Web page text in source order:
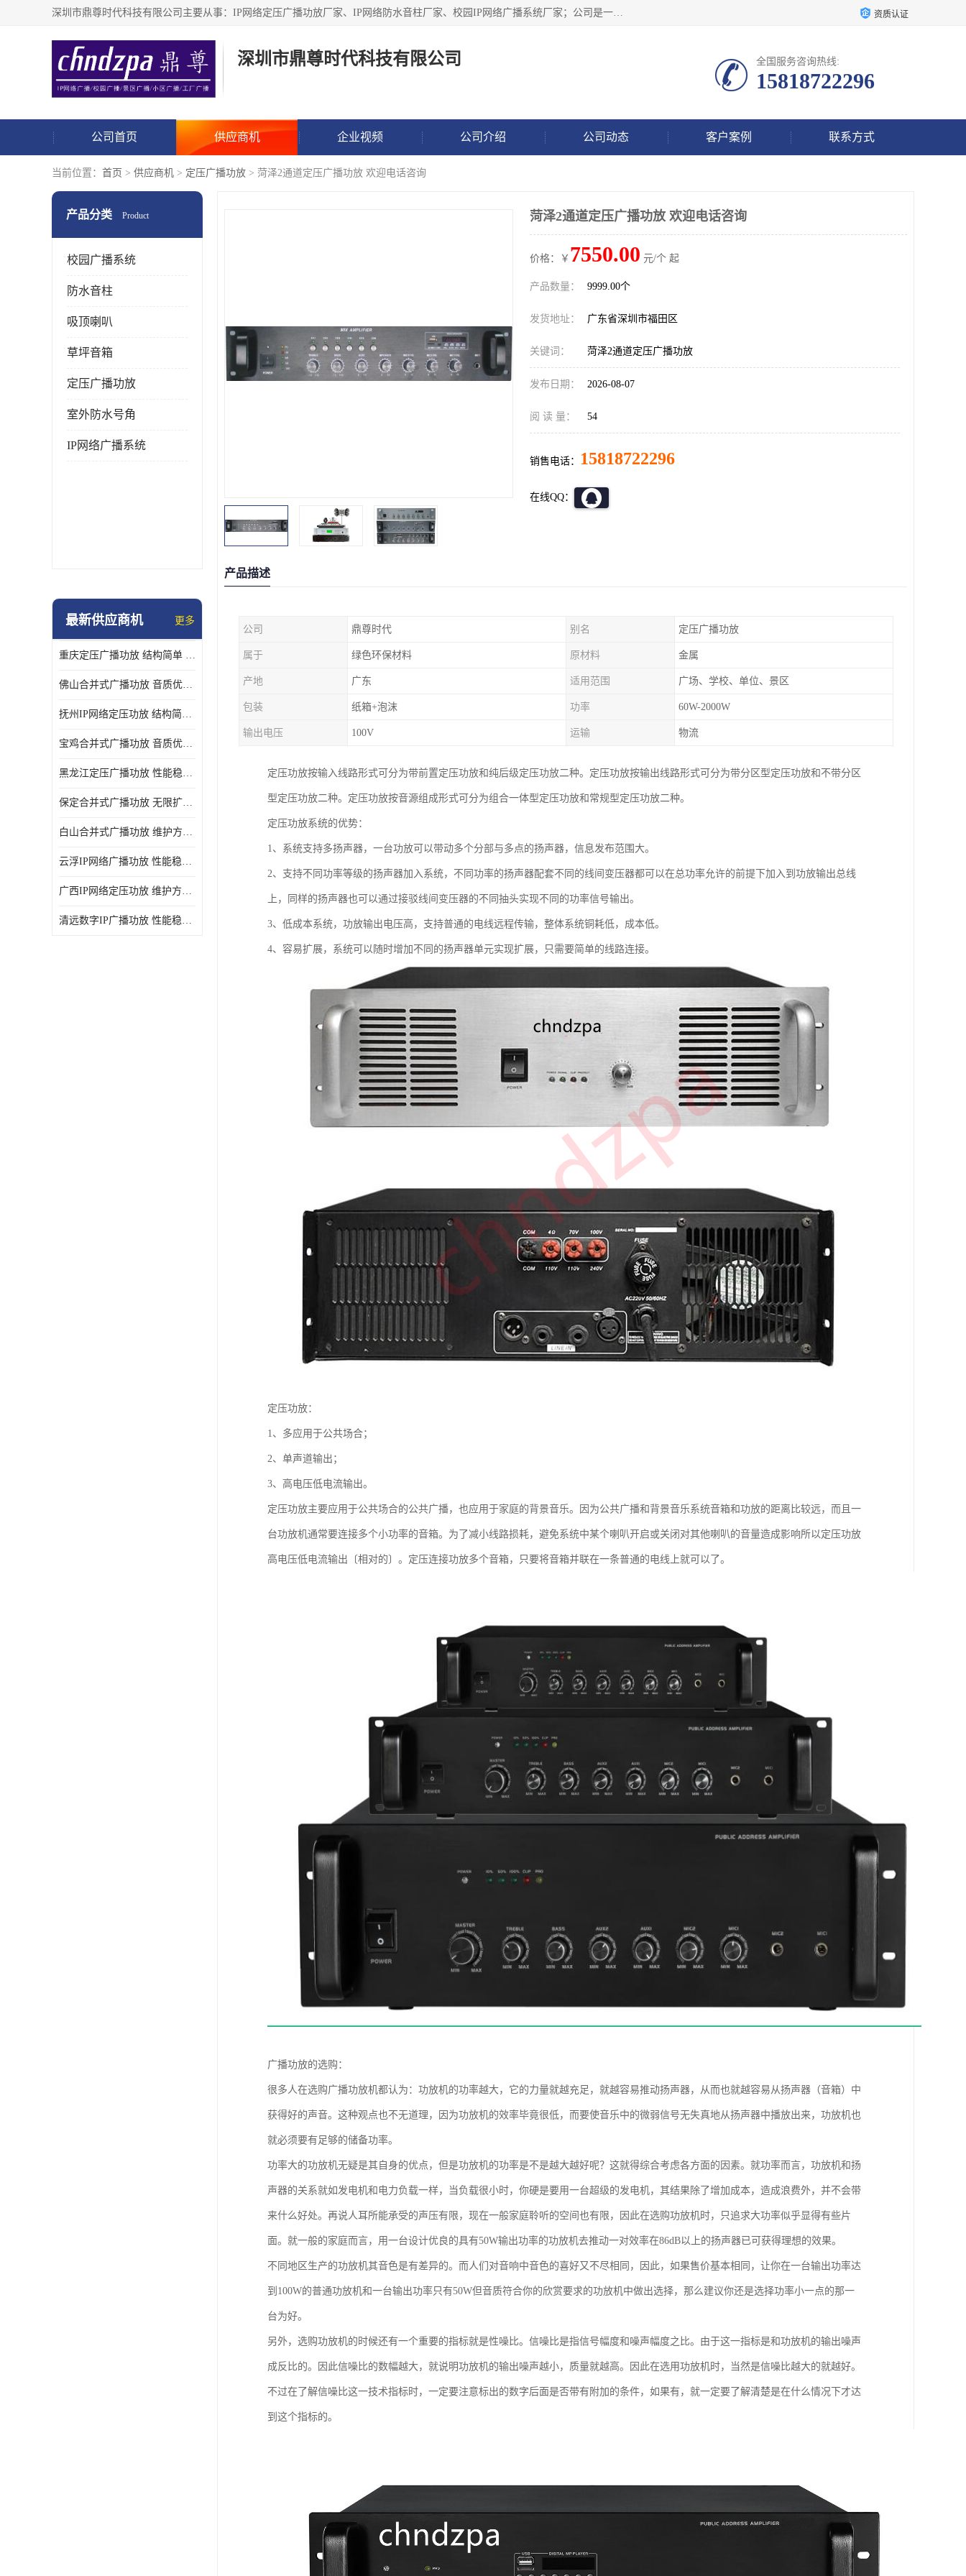
深圳市鼎尊时代科技有限公司主要从事：IP网络定压广播功放厂家、IP网络防水音柱厂家、校园IP网络广播系统厂家；公司是一家集研发、生产、销售公共广播器材于一体的现代电子科技企业。公司成立多年来，本着“自主研发技术、开拓稳定的产品”的宗旨，集多年的行业经验，引航广播行业的迅猛发展，使产品能够适应时代技术发展的需要。 资质认证
深圳市鼎尊时代科技有限公司 全国服务咨询热线:
15818722296
公司首页 供应商机 企业视频 公司介绍 公司动态 客户案例 联系方式
当前位置： 首页 > 供应商机 > 定压广播功放 > 菏泽2通道定压广播功放 欢迎电话咨询
产品分类 Product
校园广播系统
防水音柱
吸顶喇叭
草坪音箱
定压广播功放
室外防水号角
IP网络广播系统
最新供应商机 更多
重庆定压广播功放 结构简单 传输距离远
佛山合并式广播功放 音质优美清晰 输出电压大 电流小
抚州IP网络定压功放 结构简单 多应用于公共场合
宝鸡合并式广播功放 音质优美清晰 维护方便
黑龙江定压广播功放 性能稳定 无限扩容
保定合并式广播功放 无限扩容 设计结构简单
白山合并式广播功放 维护方便 多应用于公共场合
云浮IP网络广播功放 性能稳定 设计结构简单
广西IP网络定压功放 维护方便 多应用于公共场合
清远数字IP广播功放 性能稳定 传输距离远
菏泽2通道定压广播功放 欢迎电话咨询
价格：￥ 7550.00 元/个 起
产品数量： 9999.00个
发货地址： 广东省深圳市福田区
关键词： 菏泽2通道定压广播功放
发布日期： 2026-08-07
阅 读 量： 54
销售电话： 15818722296
在线QQ：
产品描述
公司 鼎尊时代 别名 定压广播功放
属于 绿色环保材料 原材料 金属
产地 广东 适用范围 广场、学校、单位、景区
包装 纸箱+泡沫 功率 60W-2000W
输出电压 100V 运输 物流
定压功放按输入线路形式可分为带前置定压功放和纯后级定压功放二种。定压功放按输出线路形式可分为带分区型定压功放和不带分区
型定压功放二种。定压功放按音源组成形式可分为组合一体型定压功放和常规型定压功放二种。
定压功放系统的优势：
1、系统支持多扬声器，一台功放可以带动多个分部与多点的扬声器，信息发布范围大。
2、支持不同功率等级的扬声器加入系统，不同功率的扬声器配套不同的线间变压器都可以在总功率允许的前提下加入到功放输出总线
上，同样的扬声器也可以通过接驳线间变压器的不同抽头实现不同的功率信号输出。
3、低成本系统，功放输出电压高，支持普通的电线远程传输，整体系统铜耗低，成本低。
4、容易扩展，系统可以随时增加不同的扬声器单元实现扩展，只需要简单的线路连接。
定压功放：
1、多应用于公共场合；
2、单声道输出；
3、高电压低电流输出。
定压功放主要应用于公共场合的公共广播，也应用于家庭的背景音乐。因为公共广播和背景音乐系统音箱和功放的距离比较远，而且一
台功放机通常要连接多个小功率的音箱。为了减小线路损耗，避免系统中某个喇叭开启或关闭对其他喇叭的音量造成影响所以定压功放
高电压低电流输出〔相对的〕。定压连接功放多个音箱，只要将音箱并联在一条普通的电线上就可以了。
广播功放的选购：
很多人在选购广播功放机都认为：功放机的功率越大，它的力量就越充足，就越容易推动扬声器，从而也就越容易从扬声器（音箱）中
获得好的声音。这种观点也不无道理，因为功放机的效率毕竟很低，而要使音乐中的微弱信号无失真地从扬声器中播放出来，功放机也
就必须要有足够的储备功率。
功率大的功放机无疑是其自身的优点，但是功放机的功率是不是越大越好呢？这就得综合考虑各方面的因素。就功率而言，功放机和扬
声器的关系就如发电机和电力负载一样，当负载很小时，你硬是要用一台超级的发电机，其结果除了增加成本，造成浪费外，并不会带
来什么好处。再说人耳所能承受的声压有限，现在一般家庭聆听的空间也有限，因此在选购功放机时，只追求大功率似乎显得有些片
面。就一般的家庭而言，用一台设计优良的具有50W输出功率的功放机去推动一对效率在86dB以上的扬声器已可获得理想的效果。
不同地区生产的功放机其音色是有差异的。而人们对音响中音色的喜好又不尽相同，因此，如果售价基本相同，让你在一台输出功率达
到100W的普通功放机和一台输出功率只有50W但音质符合你的欣赏要求的功放机中做出选择，那么建议你还是选择功率小一点的那一
台为好。
另外，选购功放机的时候还有一个重要的指标就是性噪比。信噪比是指信号幅度和噪声幅度之比。由于这一指标是和功放机的输出噪声
成反比的。因此信噪比的数幅越大，就说明功放机的输出噪声越小，质量就越高。因此在选用功放机时，当然是信噪比越大的就越好。
不过在了解信噪比这一技术指标时，一定要注意标出的数字后面是否带有附加的条件，如果有，就一定要了解清楚是在什么情况下才达
到这个指标的。